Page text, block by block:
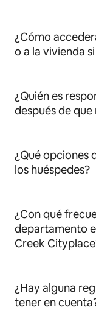
¿Cómo
o a la vivienda
¿Quién es
después de que
¿Qué opciones
los huéspedes?
¿Con qué
departamento
Creek
¿Hay alguna
tener en